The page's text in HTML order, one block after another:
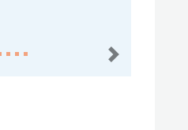
след.